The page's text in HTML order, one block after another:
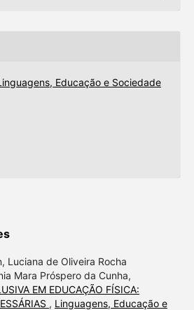
Educação e Sociedade
Luciana de Oliveira Rocha
Mara Próspero da Cunha,
EM EDUCAÇÃO FÍSICA:
, Linguagens, Educação e